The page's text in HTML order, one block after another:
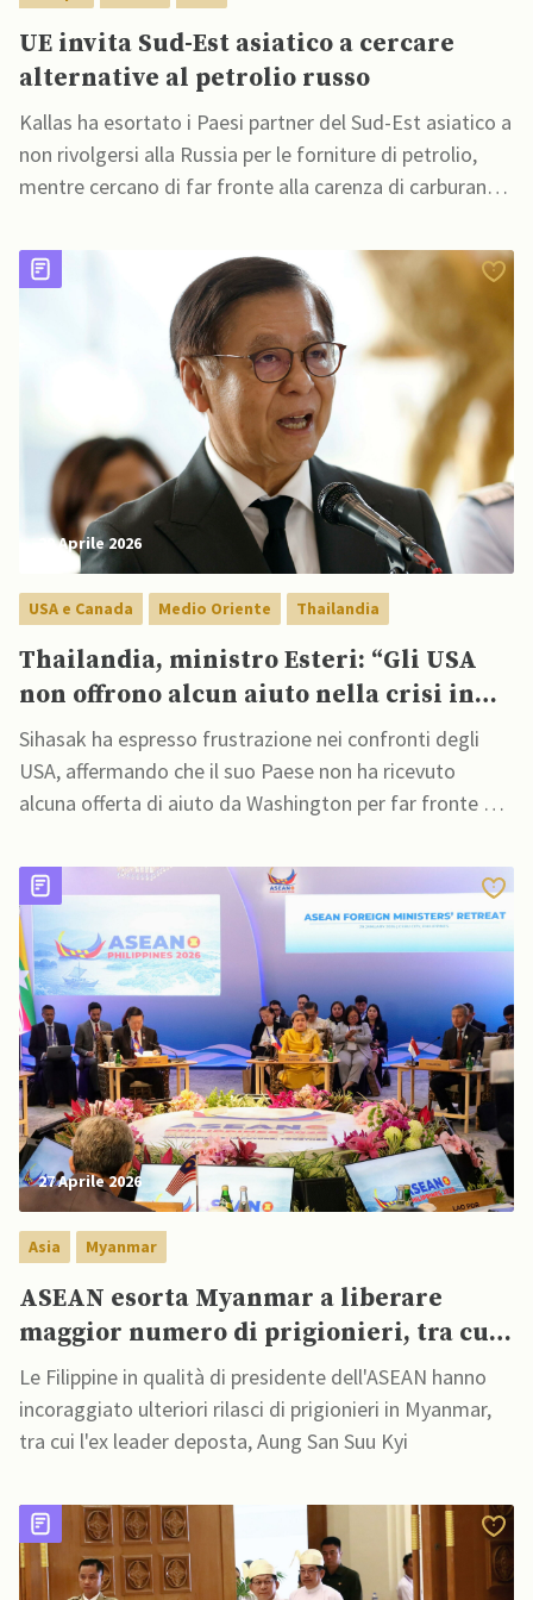
UE invita Sud-Est asiatico a cercare
alternative al petrolio russo
Kallas ha esortato i Paesi partner del Sud-Est asiatico a
non rivolgersi alla Russia per le forniture di petrolio,
mentre cercano di far fronte alla carenza di carburante
29 Aprile 2026
USA e Canada Medio Oriente Thailandia
Thailandia, ministro Esteri: “Gli USA
non offrono alcun aiuto nella crisi in
Medio Oriente”
Sihasak ha espresso frustrazione nei confronti degli
USA, affermando che il suo Paese non ha ricevuto
alcuna offerta di aiuto da Washington per far fronte ai
27 Aprile 2026
Asia Myanmar
ASEAN esorta Myanmar a liberare
maggior numero di prigionieri, tra cui
Suu Kyi
Le Filippine in qualità di presidente dell'ASEAN hanno
incoraggiato ulteriori rilasci di prigionieri in Myanmar,
tra cui l'ex leader deposta, Aung San Suu Kyi